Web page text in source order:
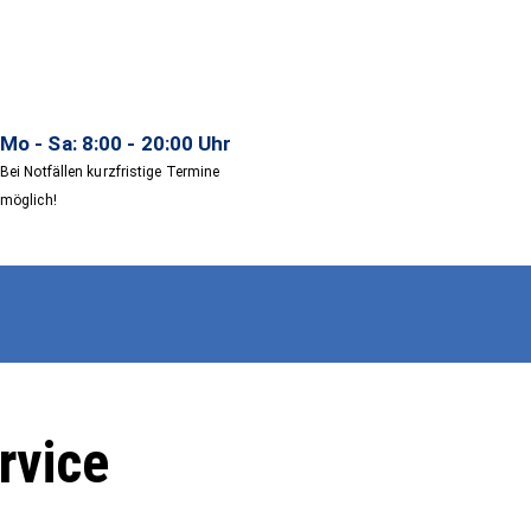
Mo - Sa: 8:00 - 20:00 Uhr
Bei Notfällen kurzfristige Termine
möglich!